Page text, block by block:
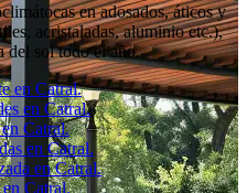
en adosados, áticos y
acristaladas, aluminio etc.),
del sol todo el año.
en Catral.
en Catral.
Catral.
en Catral.
en Catral.
Catral.